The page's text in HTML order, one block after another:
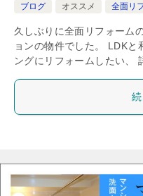
ブログ
オススメ 全面リ
久しぶりに全面リフォーム
ョンの物件でした。 LDKと
ングにリフォームしたい、